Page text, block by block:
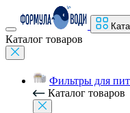
Каталог товаров
Фильтры для
Каталог товаров